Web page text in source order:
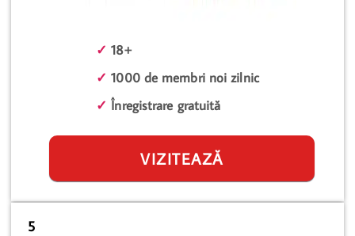
✓ 18+
✓ 1000 de membri noi zilnic
✓ Înregistrare gratuită
VIZITEAZĂ
5